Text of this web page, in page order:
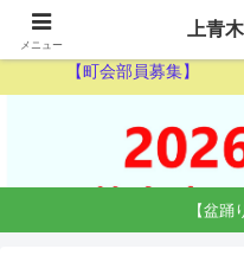
【ゴミ収集カレンダー】
【町会部員募集】
【盆踊
メニュー
上青